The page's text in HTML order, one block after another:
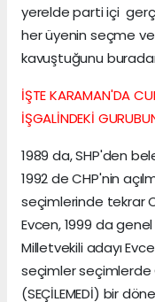
yerelde parti içi
her üyenin seçme
kavuştuğunu
İŞTE KARAMAN'DA
İŞGALİNDEKİ
1989 da, SHP'den
1992 de CHP'nin
seçimlerinde tekrar
Evcen, 1999 da
Milletvekili adayı
seçimler seçimlerde
(SEÇİLEMEDİ) bir